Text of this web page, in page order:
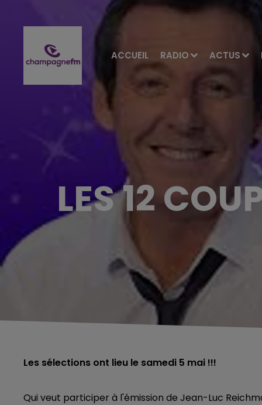
ACCUEIL RADIO ACTUS
LES 12
Les sélections ont lieu le samedi 5 mai !!!
Qui veut participer à l'émission de Jean-Luc